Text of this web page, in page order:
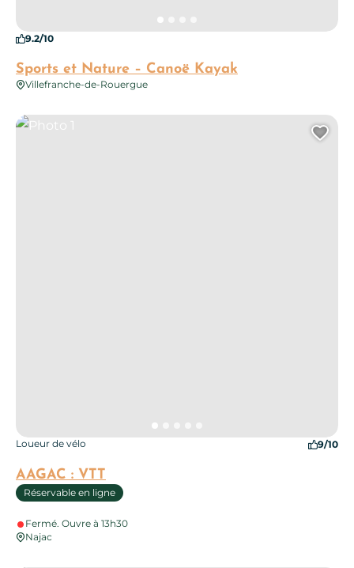
Sports et Nature – Canoë Kayak
9.2/10
Villefranche-de-Rouergue
AAGAC : VTT
Loueur de vélo 9/10
Réservable en ligne
Fermé. Ouvre à 13h30
Najac
Photo 1